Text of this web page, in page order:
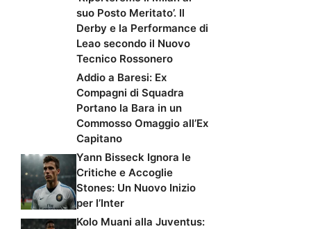
suo Posto Meritato’. Il
Derby e la Performance di
Leao secondo il Nuovo
Tecnico Rossonero
Addio a Baresi: Ex
Compagni di Squadra
Portano la Bara in un
Commosso Omaggio all’Ex
Capitano
Yann Bisseck Ignora le
Critiche e Accoglie
Stones: Un Nuovo Inizio
per l’Inter
Kolo Muani alla Juventus: